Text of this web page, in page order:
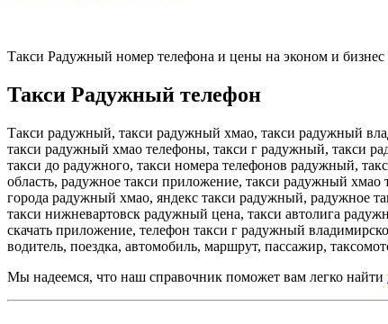
Такси Радужный номер телефона и цены на эконом и бизнес
Такси Радужный телефон
Такси радужный, такси радужный хмао, такси радужный
такси радужный хмао телефоны, такси г радужный, такси
такси до радужного, такси номера телефонов радужный,
область, радужное такси приложение, такси радужный
города радужный хмао, яндекс такси радужный, радужное
такси нижневартовск радужный цена, такси автолига
скачать приложение, телефон такси г радужный
водитель, поездка, автомобиль, маршрут, пассажир,
Мы надеемся, что наш справочник поможет вам легко найти